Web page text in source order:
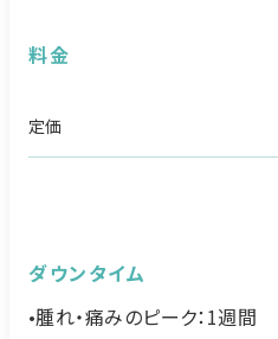
料金
定価
ダウンタイム
•腫れ・痛みのピーク：1週間